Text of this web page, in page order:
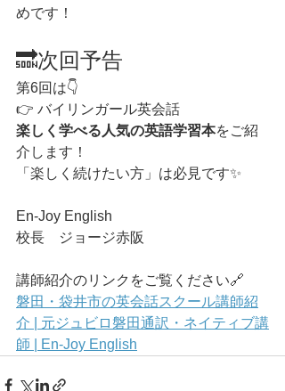
めです！
🔜次回予告
第6回は👇
👉 バイリンガール英会話
楽しく学べる人気の英語学習本をご紹
介します！
「楽しく続けたい方」は必見です✨
En-Joy English
校長　ジョージ赤阪
講師紹介のリンクをご覧ください🔗
磐田・袋井市の英会話スクール講師紹
介 | 元ジュビロ磐田通訳・ネイティブ講
師 | En-Joy English